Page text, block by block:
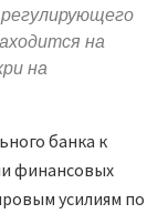
на
на
банка к
финансовых
усилиям по